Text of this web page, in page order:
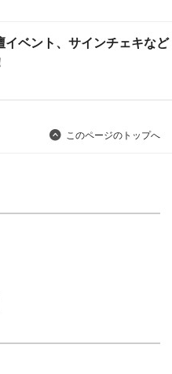
イベント、サインチェキなど
このページのトップへ